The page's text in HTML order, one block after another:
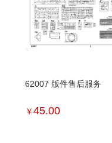
62007 版件售后服务
￥45.00